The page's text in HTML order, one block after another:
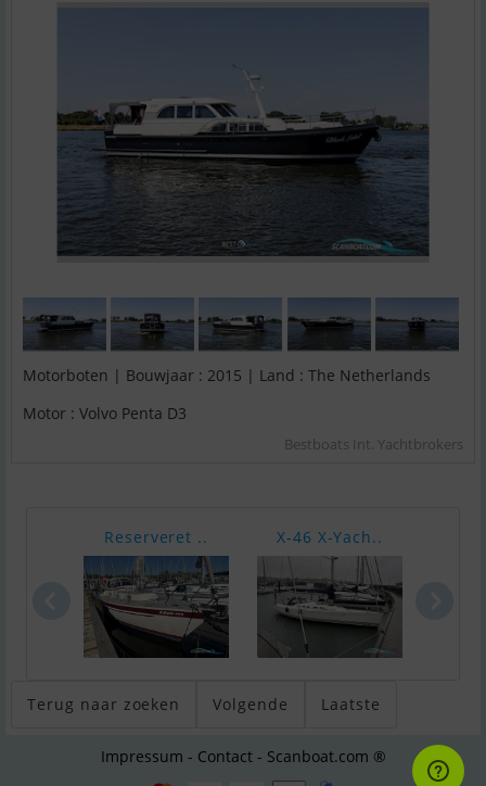
Motorboten | Bouwjaar : 2015 | Land : The Netherlands
Motor : Volvo Penta D3
Bestboats Int. Yachtbrokers
Reserveret .. X-46 X-Yach..
Terug naar zoeken Volgende Laatste
Impressum - Contact - Scanboat.com ®